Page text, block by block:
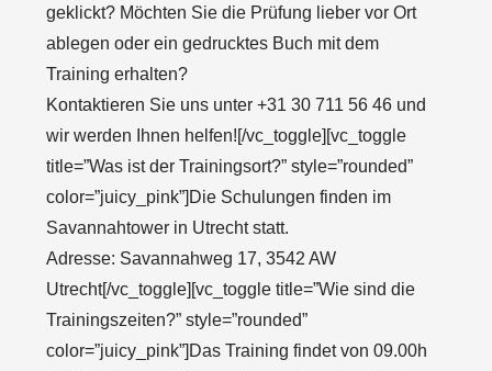
geklickt? Möchten Sie die Prüfung lieber vor Ort
ablegen oder ein gedrucktes Buch mit dem
Training erhalten?
Kontaktieren Sie uns unter +31 30 711 56 46 und
wir werden Ihnen helfen![/vc_toggle][vc_toggle
title=”Was ist der Trainingsort?” style=”rounded”
color=”juicy_pink”]Die Schulungen finden im
Savannahtower in Utrecht statt.
Adresse: Savannahweg 17, 3542 AW
Utrecht[/vc_toggle][vc_toggle title=”Wie sind die
Trainingszeiten?” style=”rounded”
color=”juicy_pink”]Das Training findet von 09.00h